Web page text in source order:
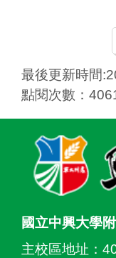
最後更新時間
點閱次數：
國立中興大學
主校區地址：